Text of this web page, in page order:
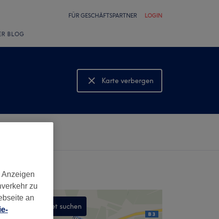
FÜR GESCHÄFTSPARTNER LOGIN
BLOG
Karte verbergen
Karte anzeigen
In diesem Gebiet suchen
zu
an